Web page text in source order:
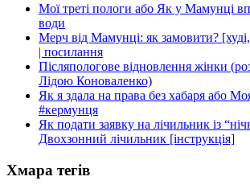
Мої треті пологи або Як у Мамунці
води
Мерч від Мамунці: як замовити?
| посилання
Післяпологове відновлення жінки
Лідою Коноваленко)
Як я здала на права без хабаря або Моя
#кермунця
Як подати заявку на лічильник із
Двохзонний лічильник [інструкція]
Хмара тегів